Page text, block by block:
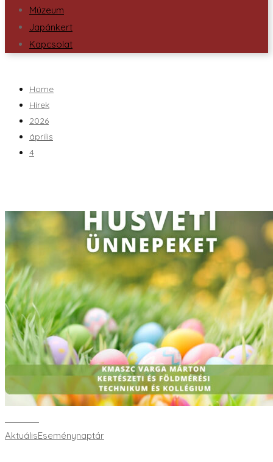
Múzeum
Japánkert
Kapcsolat
Home
Hírek
2026
április
4
AktuálisEseménynaptár